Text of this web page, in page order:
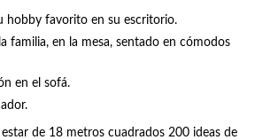
hobby favorito en su escritorio.
familia, en la mesa, sentado en cómodos
en el sofá.